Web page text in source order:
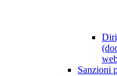
Sanzioni